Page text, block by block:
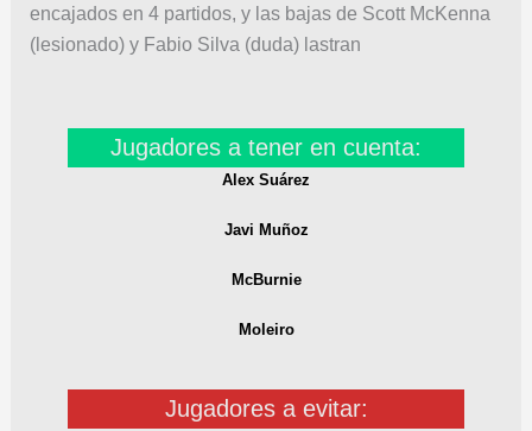
encajados en 4 partidos, y las bajas de Scott McKenna
(lesionado) y Fabio Silva (duda) lastran
Jugadores a tener en cuenta:
Alex Suárez
Javi Muñoz
McBurnie
Moleiro
Jugadores a evitar: